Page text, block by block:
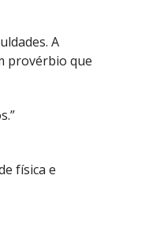
A
provérbio que
física e